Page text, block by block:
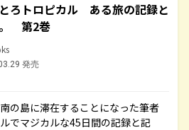
ろトロピカル ある旅の記録と
第2巻
発売
の島に滞在することになった筆者
でマジカルな45日間の記録と記